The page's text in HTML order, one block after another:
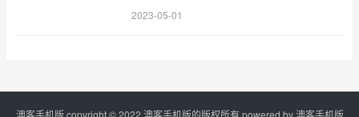
2023-05-01
澳客手机版 copyright © 2022 澳客手机版的版权所有 powered by澳客手机版